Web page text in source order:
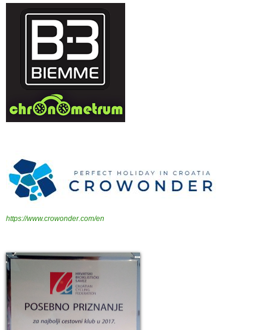
https://www.crowonder.com/en